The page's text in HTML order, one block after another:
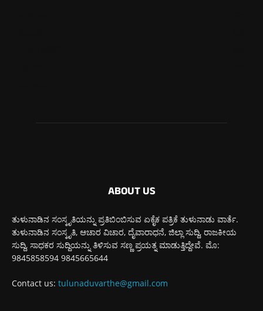
ABOUT US
ತುಳುನಾಡಿನ ಸಂಸ್ಕೃತಿಯನ್ನು ಪ್ರತಿಬಿಂಬಿಸುವ ಏಕೈಕ ಪತ್ರಿಕೆ ತುಳುನಾಡು ವಾರ್ತೆ.
ತುಳುನಾಡಿನ ಸಂಸ್ಕೃತಿ, ಆಚಾರ ವಿಚಾರ, ದೈವಾರಾಧನೆ, ಜಿಲ್ಲಾ ಸುದ್ದಿ, ರಾಜಕೀಯ
ಸುದ್ದಿ, ಸಾಧಕರ ಸುದ್ದಿಯನ್ನು ತಿಳಿಸುವ ಸಣ್ಣ ಪ್ರಯತ್ನ ಮಾಡುತ್ತಿದ್ದೇವೆ. ಮೊ:
9845858594 9845665644
Contact us: tulunaduvarthe@gmail.com